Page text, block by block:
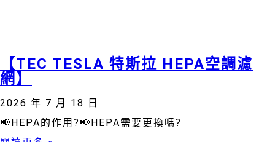
【TEC TESLA 特斯拉 HEPA空調濾
網】
2026 年 7 月 18 日
📢HEPA的作用?📢HEPA需要更換嗎?